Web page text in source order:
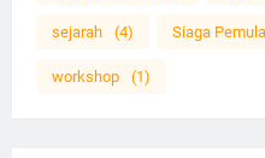
sejarah (4) Siaga Pemula
workshop (1)